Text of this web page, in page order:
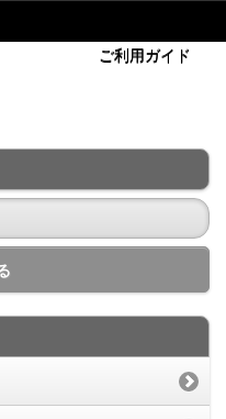
ご利用ガイド